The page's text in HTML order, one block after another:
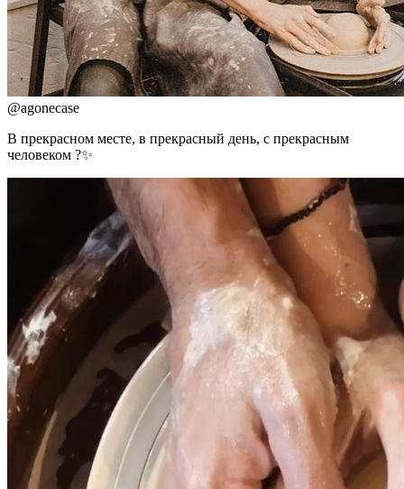
@agonecase
В прекрасном месте, в прекрасный день, с прекрасным
человеком ?✨